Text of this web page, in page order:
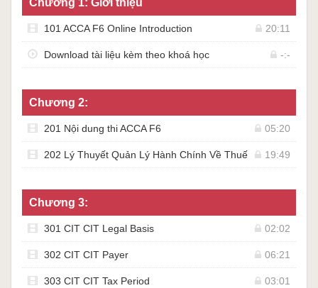
101 ACCA F6 Online Introduction 20:11
Download tài liệu kèm theo khoá học -:-
Chương 2:
201 Nội dung thi ACCA F6 05:20
202 Lý Thuyết Quản Lý Hành Chính Về Thuế 19:49
Chương 3:
301 CIT CIT Legal Basis 02:02
302 CIT CIT Payer 06:21
303 CIT CIT Tax Period 03:01